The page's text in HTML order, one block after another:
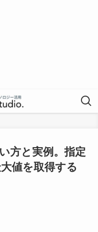
方と実例。指定
値を取得する